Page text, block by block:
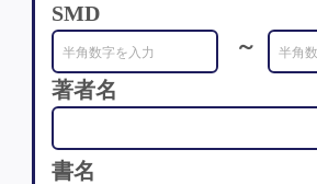
SMD
～
著者名
書名